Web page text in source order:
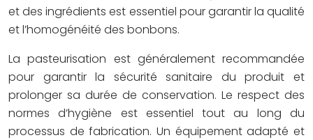
et des ingrédients est essentiel pour garantir la qualité
et l’homogénéité des bonbons.
La pasteurisation est généralement recommandée
pour garantir la sécurité sanitaire du produit et
prolonger sa durée de conservation. Le respect des
normes d’hygiène est essentiel tout au long du
processus de fabrication. Un équipement adapté et